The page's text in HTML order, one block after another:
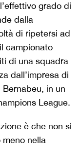
grado di
dalla
di ripetersi ad
campionato
di una squadra
dall’impresa di
in un
League.
è che non si
nella